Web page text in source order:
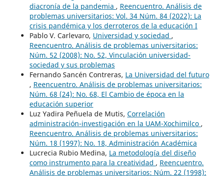
diacronía de la pandemia , Reencuentro. Análisis de
problemas universitarios: Vol. 34 Núm. 84 (2022): La
crisis pandémica y los derroteros de la educación I
Pablo V. Carlevaro, Universidad y sociedad ,
Reencuentro. Análisis de problemas universitarios:
Núm. 52 (2008): No. 52, Vinculación universidad-
sociedad y sus problemas
Fernando Sancén Contreras, La Universidad del futuro
, Reencuentro. Análisis de problemas universitarios:
Núm. 68 (24): No. 68, El Cambio de época en la
educación superior
Luz Yadira Peñuela de Mutis, Correlación
administración-investigación en la UAM-Xochimilco ,
Reencuentro. Análisis de problemas universitarios:
Núm. 18 (1997): No. 18, Administración Académica
Lucrecia Rubio Medina, La metodología del diseño
como instrumento para la creatividad , Reencuentro.
Análisis de problemas universitarios: Núm. 22 (1998):